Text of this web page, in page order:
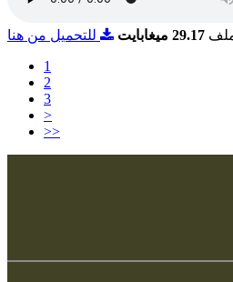
29.17 ميغابايت
للتحميل من هنا
1
2
3
>
>>